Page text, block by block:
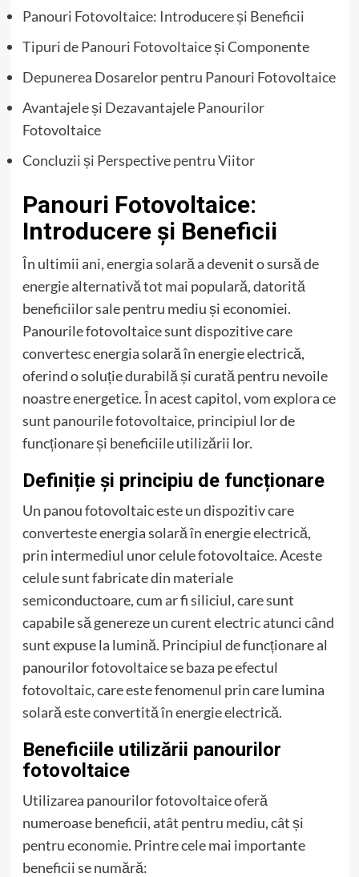
Panouri Fotovoltaice: Introducere și Beneficii
Tipuri de Panouri Fotovoltaice și Componente
Depunerea Dosarelor pentru Panouri Fotovoltaice
Avantajele și Dezavantajele Panourilor
Fotovoltaice
Concluzii și Perspective pentru Viitor
Panouri Fotovoltaice:
Introducere și Beneficii
În ultimii ani, energia solară a devenit o sursă de
energie alternativă tot mai populară, datorită
beneficiilor sale pentru mediu și economiei.
Panourile fotovoltaice sunt dispozitive care
convertesc energia solară în energie electrică,
oferind o soluție durabilă și curată pentru nevoile
noastre energetice. În acest capitol, vom explora ce
sunt panourile fotovoltaice, principiul lor de
funcționare și beneficiile utilizării lor.
Definiție și principiu de funcționare
Un panou fotovoltaic este un dispozitiv care
converteste energia solară în energie electrică,
prin intermediul unor celule fotovoltaice. Aceste
celule sunt fabricate din materiale
semiconductoare, cum ar fi siliciul, care sunt
capabile să genereze un curent electric atunci când
sunt expuse la lumină. Principiul de funcționare al
panourilor fotovoltaice se baza pe efectul
fotovoltaic, care este fenomenul prin care lumina
solară este convertită în energie electrică.
Beneficiile utilizării panourilor
fotovoltaice
Utilizarea panourilor fotovoltaice oferă
numeroase beneficii, atât pentru mediu, cât și
pentru economie. Printre cele mai importante
beneficii se numără: